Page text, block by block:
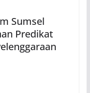
Sumsel
Predikat